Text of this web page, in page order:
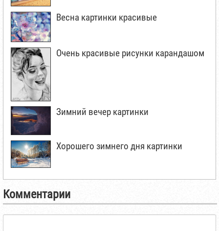
Весна картинки красивые
Очень красивые рисунки карандашом
Зимний вечер картинки
Хорошего зимнего дня картинки
Комментарии